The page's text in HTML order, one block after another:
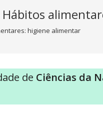
Hábitos
higiene alimentar
de Ciências da